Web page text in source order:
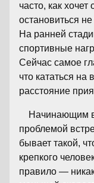
часто, как
остановиться не
На ранней
спортивные
Сейчас самое
что кататься
расстояние
Начинающим
проблемой
бывает такой,
крепкого
правило —